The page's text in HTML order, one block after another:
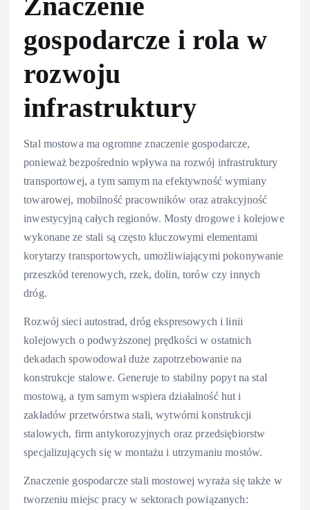
Znaczenie
gospodarcze i rola w
rozwoju
infrastruktury
Stal mostowa ma ogromne znaczenie gospodarcze,
ponieważ bezpośrednio wpływa na rozwój infrastruktury
transportowej, a tym samym na efektywność wymiany
towarowej, mobilność pracowników oraz atrakcyjność
inwestycyjną całych regionów. Mosty drogowe i kolejowe
wykonane ze stali są często kluczowymi elementami
korytarzy transportowych, umożliwiającymi pokonywanie
przeszkód terenowych, rzek, dolin, torów czy innych
dróg.
Rozwój sieci autostrad, dróg ekspresowych i linii
kolejowych o podwyższonej prędkości w ostatnich
dekadach spowodował duże zapotrzebowanie na
konstrukcje stalowe. Generuje to stabilny popyt na stal
mostową, a tym samym wspiera działalność hut i
zakładów przetwórstwa stali, wytwórni konstrukcji
stalowych, firm antykorozyjnych oraz przedsiębiorstw
specjalizujących się w montażu i utrzymaniu mostów.
Znaczenie gospodarcze stali mostowej wyraża się także w
tworzeniu miejsc pracy w sektorach powiązanych: